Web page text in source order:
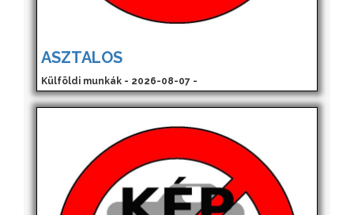
ASZTALOS
Külföldi munkák - 2026-08-07 -